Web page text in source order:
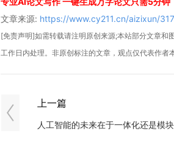
文章来源: https://www.cy211.cn/aizixun/
[免责声明]如需转载请注明原创来源;本站部分文章
工作日内处理。非原创标注的文章，观点仅代表作者
上一篇